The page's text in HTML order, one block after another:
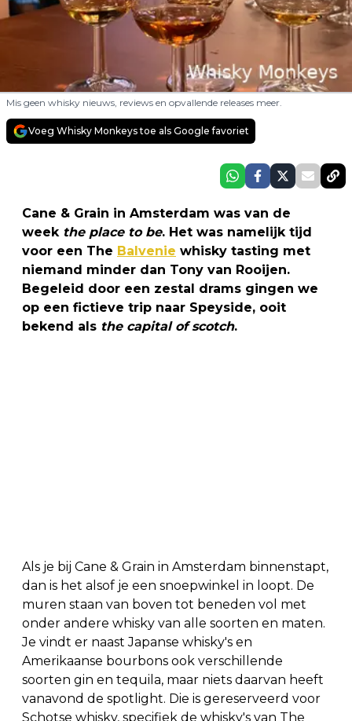
Mis geen whisky nieuws, reviews en opvallende releases meer.
Voeg Whisky Monkeys toe als Google favoriet
Cane & Grain in Amsterdam was van de
week the place to be. Het was namelijk tijd
voor een The Balvenie whisky tasting met
niemand minder dan Tony van Rooijen.
Begeleid door een zestal drams gingen we
op een fictieve trip naar Speyside, ooit
bekend als the capital of scotch.
Als je bij Cane & Grain in Amsterdam binnenstapt,
dan is het alsof je een snoepwinkel in loopt. De
muren staan van boven tot beneden vol met
onder andere whisky van alle soorten en maten.
Je vindt er naast Japanse whisky's en
Amerikaanse bourbons ook verschillende
soorten gin en tequila, maar niets daarvan heeft
vanavond de spotlight. Die is gereserveerd voor
Schotse whisky, specifiek de whisky's van The